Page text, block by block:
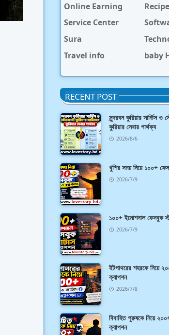
Online Earning
Recipe
Service Center
Sura
Travel info
baby
RECENT POST
সুন্দরবন কুরিয়ার সার্ভিস ও
কুরিয়ার সেবার পার্থক্য
2026/8/6
খুশির সময় নিয়ে ১০০+
2026/7/9
১০০+ ইমোশনাল ফেসবুক
2026/7/9
ইটপাথরের শহরকে নিয়ে
ক্যাপশন
2026/7/8
বিবাহিত পুরুষকে নিয়ে
ক্যাপশন